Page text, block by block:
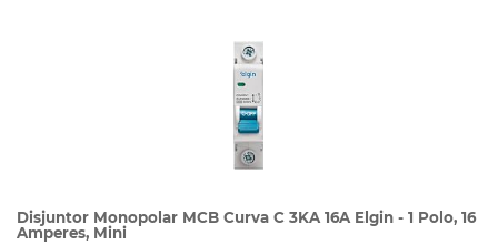
Disjuntor Monopolar MCB Curva C 3KA 16A Elgin - 1 Polo, 16
Amperes, Mini